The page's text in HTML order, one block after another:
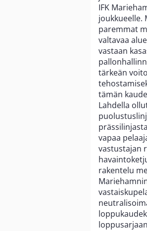
IFK
joukkueelle.
paremmat
valtavaa
vastaan
tärkeän
tämän
Lahdella
vapaa
vastustajan
rakentelu